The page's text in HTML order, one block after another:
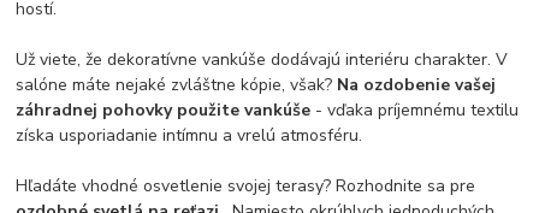
hostí.
Už viete, že dekoratívne vankúše dodávajú interiéru charakter. V
salóne máte nejaké zvláštne kópie, však? Na ozdobenie vašej
záhradnej pohovky použite vankúše - vďaka príjemnému textilu
získa usporiadanie intímnu a vrelú atmosféru.
Hľadáte vhodné osvetlenie svojej terasy? Rozhodnite sa pre